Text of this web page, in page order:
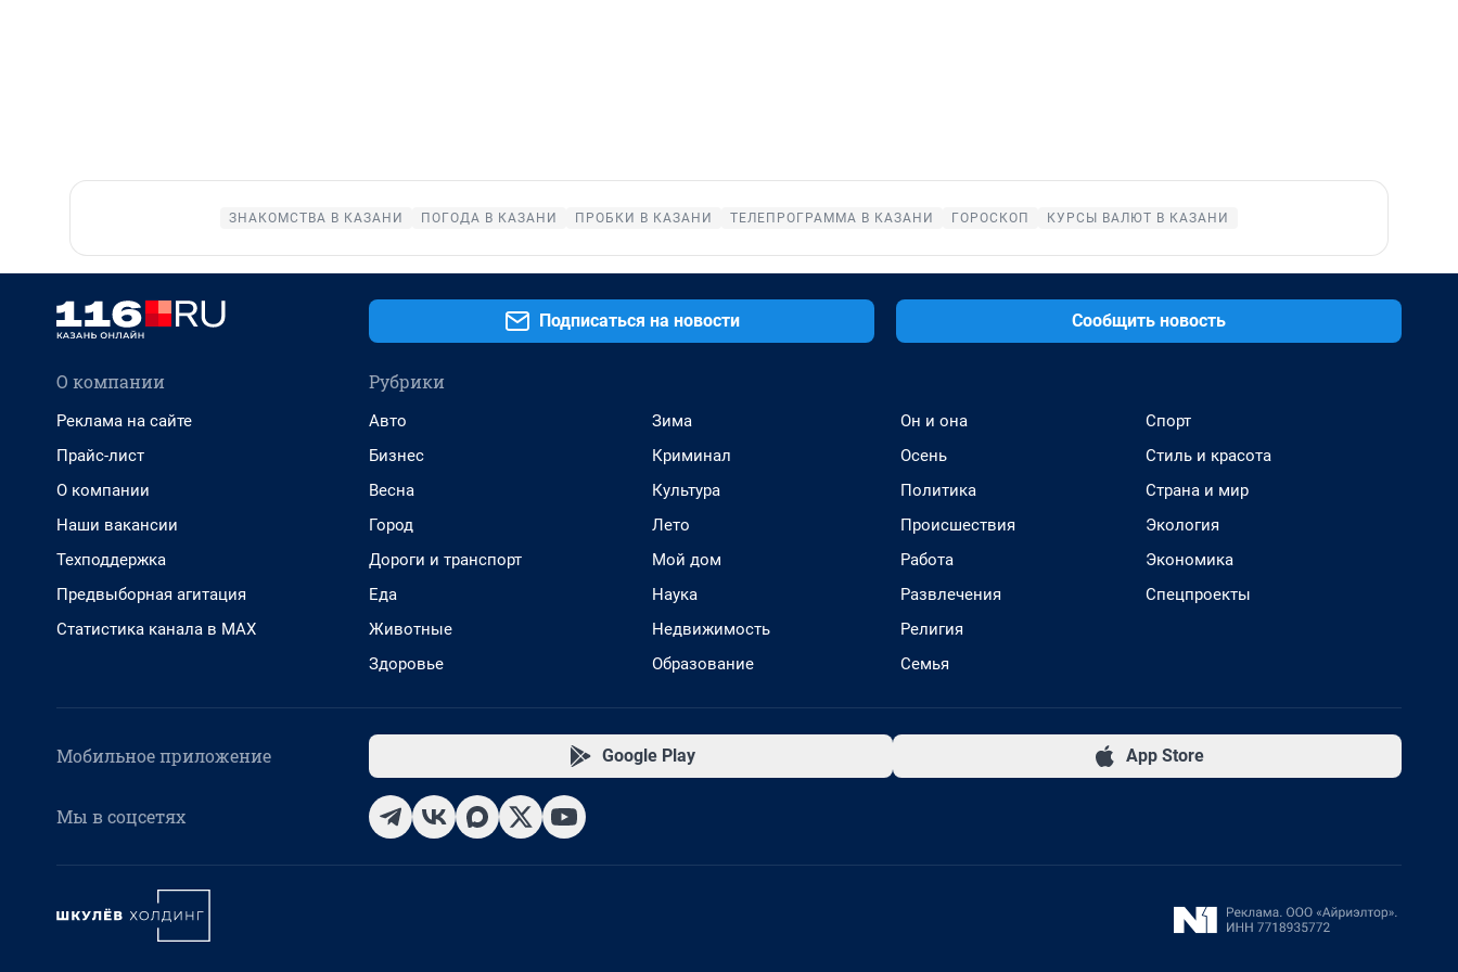
ЗНАКОМСТВА В КАЗАНИ ПОГОДА В КАЗАНИ ПРОБКИ В КАЗАНИ ТЕЛЕПРОГРАММА В КАЗАНИ ГОРОСКОП КУРСЫ ВАЛЮТ В КАЗАНИ
Подписаться на новости Сообщить новость
О компании
Реклама на сайте
Прайс-лист
О компании
Наши вакансии
Техподдержка
Предвыборная агитация
Статистика канала в MAX
Рубрики
Авто
Бизнес
Весна
Город
Дороги и транспорт
Еда
Животные
Здоровье
Зима
Криминал
Культура
Лето
Мой дом
Наука
Недвижимость
Образование
Он и она
Осень
Политика
Происшествия
Работа
Развлечения
Религия
Семья
Спорт
Стиль и красота
Страна и мир
Экология
Экономика
Спецпроекты
Мобильное приложение Google Play App Store
Мы в соцсетях